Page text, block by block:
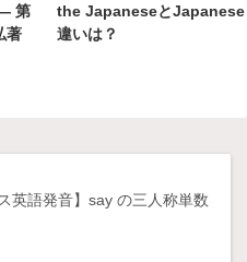
第
著
the Japaneseと
違いは？
英語発音】say の三人称単数